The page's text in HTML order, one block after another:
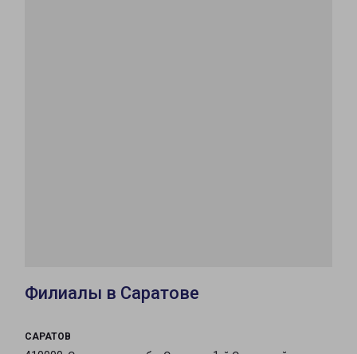
Филиалы в Саратове
САРАТОВ